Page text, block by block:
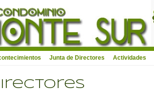
Junta de Directores Actividades